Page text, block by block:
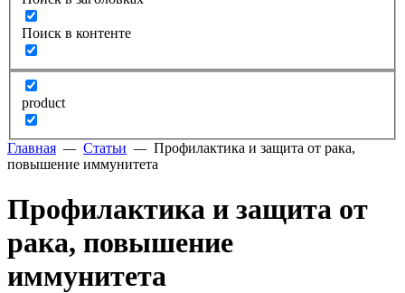
Поиск в контенте
product
Главная — Статьи — Профилактика и защита от рака,
повышение иммунитета
Профилактика и защита от
рака, повышение
иммунитета